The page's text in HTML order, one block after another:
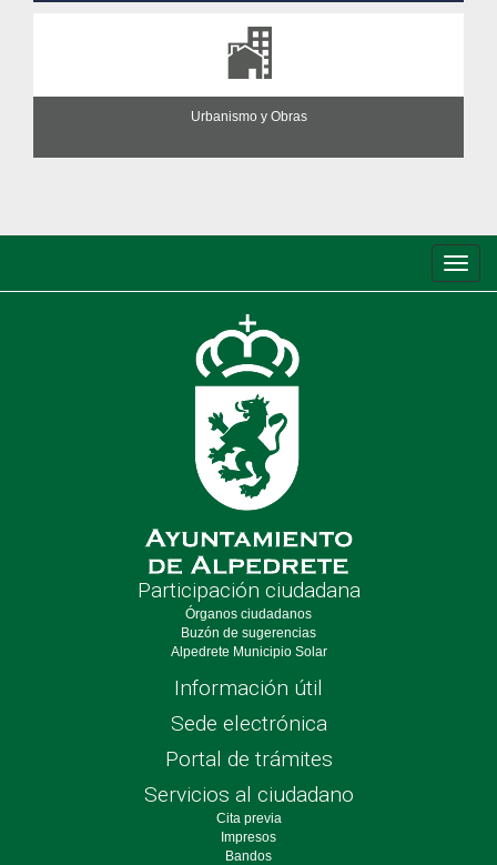
Urbanismo y Obras
de
Participación ciudadana
Órganos ciudadanos
Buzón de sugerencias
Alpedrete Municipio Solar
Información útil
Sede electrónica
Portal de trámites
Servicios al ciudadano
Cita previa
Impresos
Bandos